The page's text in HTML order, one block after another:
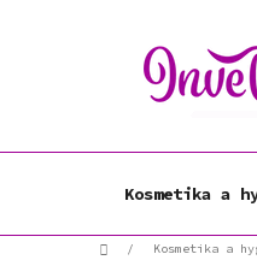
Kosmetika a
Domů/ Kosmetika a